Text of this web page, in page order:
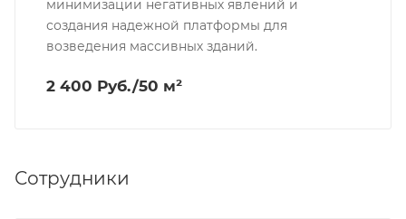
минимизации негативных явлений и
создания надежной платформы для
возведения массивных зданий.
2 400 Руб./50 м²
Сотрудники